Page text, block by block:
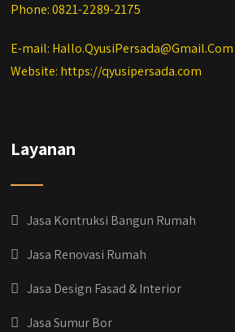
Phone: 0821-2289-2175
E-mail: Hallo.QyusiPersada@Gmail.Com
Website: https://qyusipersada.com
Layanan
Jasa Kontruksi Bangun Rumah
Jasa Renovasi Rumah
Jasa Design Fasad & Interior
Jasa Sumur Bor